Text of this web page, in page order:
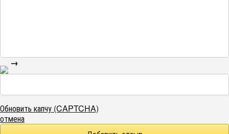
→
Обновить капчу (CAPTCHA)
отмена